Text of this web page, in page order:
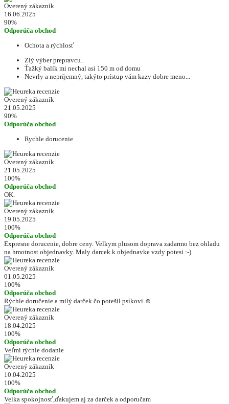
Overený zákazník
16.06.2025
90%
Odporúča obchod
Ochota a rýchlosť
Zlý výber prepravcu..
Ťažký balík mi nechal asi 150 m od domu
Nevrly a nepríjemný, takýto prístup vám kazy dobre meno...
Overený zákazník
21.05.2025
90%
Odporúča obchod
Rychle dorucenie
Overený zákazník
21.05.2025
100%
Odporúča obchod
OK.
Overený zákazník
19.05.2025
100%
Odporúča obchod
Expresne dorucenie, dobre ceny. Velkym plusom doprava zadarmo bez ohladu
na hmotnost objednavky. Maly darcek k objednavke vzdy potesi :-)
Overený zákazník
01.05.2025
100%
Odporúča obchod
Rýchle doručenie a milý darček čo potešil psíkovi ☺️
Overený zákazník
18.04.2025
100%
Odporúča obchod
Veľmi rýchle dodanie
Overený zákazník
10.04.2025
100%
Odporúča obchod
Velka spokojnosť,ďakujem aj za darček a odporučam